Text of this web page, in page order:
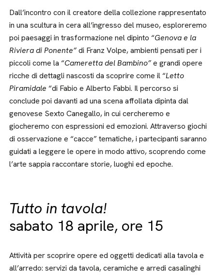
Dall’incontro con il creatore della collezione rappresentato
in una scultura in cera all’ingresso del museo, esploreremo
poi paesaggi in trasformazione nel dipinto “Genova e la
Riviera di Ponente”di Franz Volpe, ambienti pensati per i
piccoli come la “Cameretta del Bambino”e grandi opere
ricche di dettagli nascosti da scoprire come il “Letto
Piramidale “di Fabio e Alberto Fabbi. Il percorso si
conclude poi davanti ad una scena affollata dipinta dal
genovese Sexto Canegallo, in cui cercheremo e
giocheremo con espressioni ed emozioni. Attraverso giochi
di osservazione e “cacce” tematiche, i partecipanti saranno
guidati a leggere le opere in modo attivo, scoprendo come
l’arte sappia raccontare storie, luoghi ed epoche.
Tutto in tavola!
sabato 18 aprile, ore 15
Attività per scoprire opere ed oggetti dedicati alla tavola e
all’arredo: servizi da tavola, ceramiche e arredi casalinghi